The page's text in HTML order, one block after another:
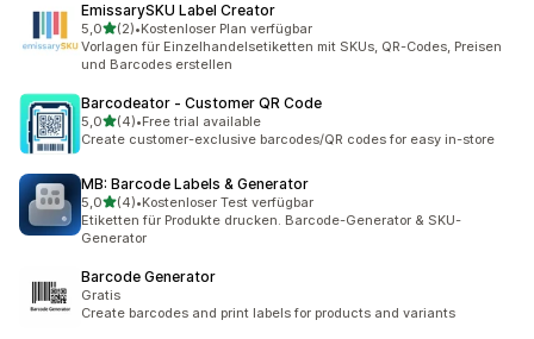
EmissarySKU Label Creator
5,0von 5 Sternen
(2)
2 Rezensionen insgesamt
•Kostenloser Plan verfügbar
Vorlagen für Einzelhandelsetiketten mit SKUs, QR-Codes, Preisen
und Barcodes erstellen
Barcodeator ‑ Customer QR Code
5,0von 5 Sternen
(4)
4 Rezensionen insgesamt
•Free trial available
Create customer-exclusive barcodes/QR codes for easy in-store
MB: Barcode Labels & Generator
5,0von 5 Sternen
(4)
4 Rezensionen insgesamt
•Kostenloser Test verfügbar
Etiketten für Produkte drucken. Barcode-Generator & SKU-
Generator
Barcode Generator
Gratis
Create barcodes and print labels for products and variants